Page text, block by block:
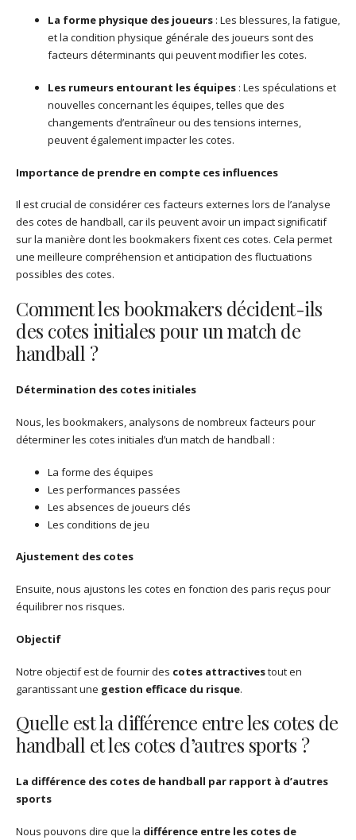
La forme physique des joueurs : Les blessures, la fatigue,
et la condition physique générale des joueurs sont des
facteurs déterminants qui peuvent modifier les cotes.
Les rumeurs entourant les équipes : Les spéculations et
nouvelles concernant les équipes, telles que des
changements d’entraîneur ou des tensions internes,
peuvent également impacter les cotes.
Importance de prendre en compte ces influences
Il est crucial de considérer ces facteurs externes lors de l’analyse
des cotes de handball, car ils peuvent avoir un impact significatif
sur la manière dont les bookmakers fixent ces cotes. Cela permet
une meilleure compréhension et anticipation des fluctuations
possibles des cotes.
Comment les bookmakers décident-ils
des cotes initiales pour un match de
handball ?
Détermination des cotes initiales
Nous, les bookmakers, analysons de nombreux facteurs pour
déterminer les cotes initiales d’un match de handball :
La forme des équipes
Les performances passées
Les absences de joueurs clés
Les conditions de jeu
Ajustement des cotes
Ensuite, nous ajustons les cotes en fonction des paris reçus pour
équilibrer nos risques.
Objectif
Notre objectif est de fournir des cotes attractivestout en
garantissant une gestion efficace du risque.
Quelle est la différence entre les cotes de
handball et les cotes d’autres sports ?
La différence des cotes de handball par rapport à d’autres
sports
Nous pouvons dire que la différence entre les cotes de